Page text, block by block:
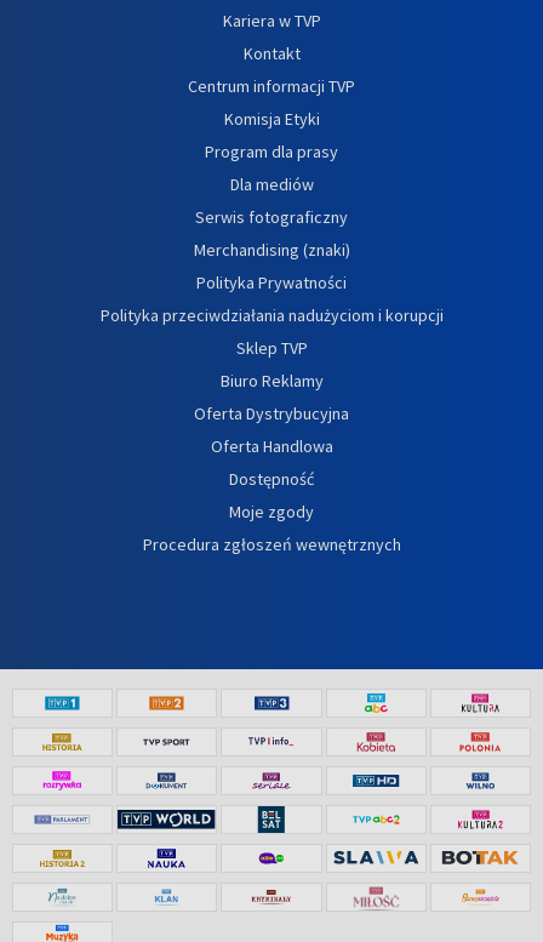
Kariera w TVP
Kontakt
Centrum informacji TVP
Komisja Etyki
Program dla prasy
Dla mediów
Serwis fotograficzny
Merchandising (znaki)
Polityka Prywatności
Polityka przeciwdziałania nadużyciom i korupcji
Sklep TVP
Biuro Reklamy
Oferta Dystrybucyjna
Oferta Handlowa
Dostępność
Moje zgody
Procedura zgłoszeń wewnętrznych